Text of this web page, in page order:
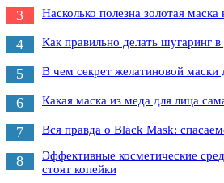
3 Насколько полезна золотая
4 Как правильно делать шугаринг
5 В чем секрет желатиновой маски
6 Какая маска из меда для лица
7 Вся правда о Black Mask:
8
Эффективные косметические
стоят копейки